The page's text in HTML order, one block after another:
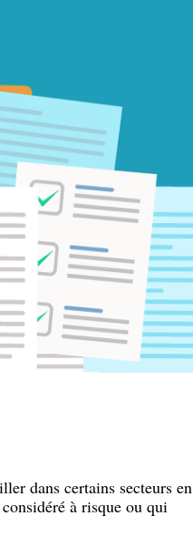
dans certains secteurs en
à risque ou qui